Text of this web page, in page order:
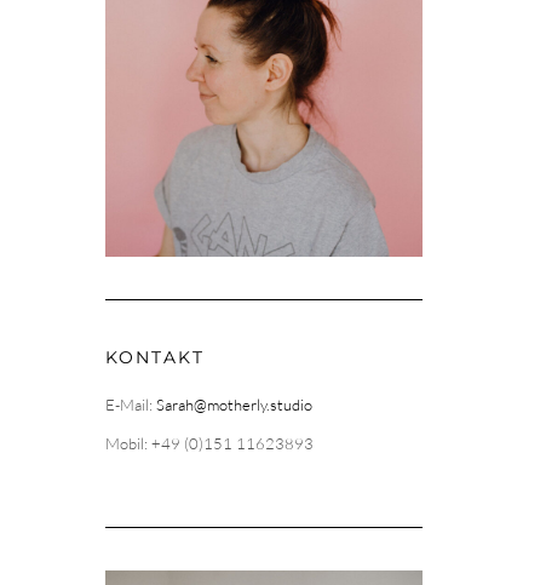
KONTAKT
E-Mail: Sarah@motherly.studio
Mobil: +49 (0)151 11623893